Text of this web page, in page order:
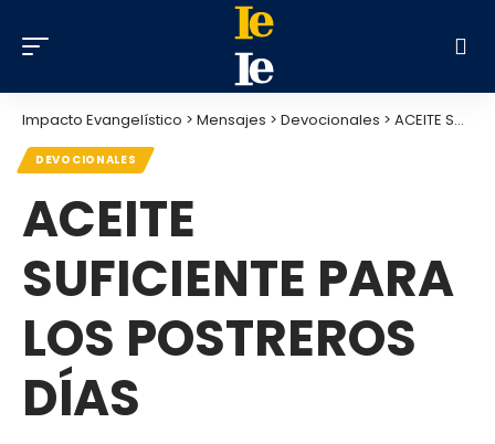
Impacto Evangelístico > Mensajes > Devocionales > ACEITE SUFICIENTE PARA LOS POSTREROS DÍAS
DEVOCIONALES
ACEITE
SUFICIENTE PARA
LOS POSTREROS
DÍAS